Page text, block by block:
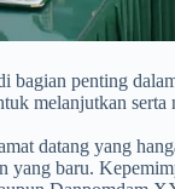
bagian penting
melanjutkan
datang yang
yang baru.